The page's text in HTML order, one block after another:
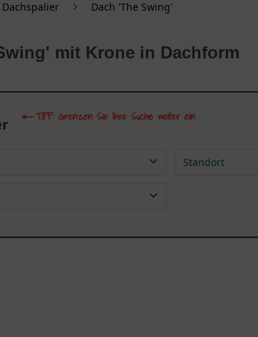
Dachspalier Dach 'The Swing'
mit Krone in Dachform
Standort